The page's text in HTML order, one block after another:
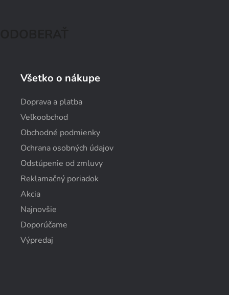
Všetko o nákupe
Doprava a platba
Veľkoobchod
Obchodné podmienky
Ochrana osobných údajov
Odstúpenie od zmluvy
Reklamačný poriadok
Akcia
Najnovšie
Doporúčame
Výpredaj